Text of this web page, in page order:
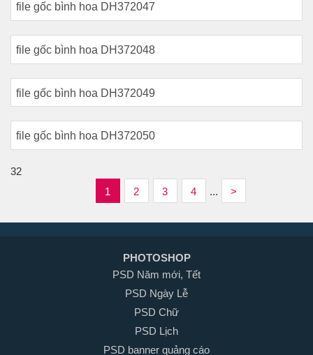
file gốc bình hoa DH372047
file gốc bình hoa DH372048
file gốc bình hoa DH372049
file gốc bình hoa DH372050
32
1
2 3 4 ... >
PHOTOSHOP
PSD Năm mới, Tết
PSD Ngày Lễ
PSD Chữ
PSD Lịch
PSD banner quảng cáo